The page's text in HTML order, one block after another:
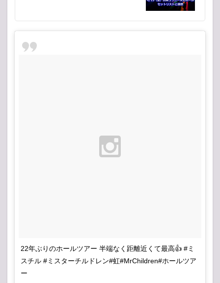
22年ぶりのホールツアー 半端なく距離近くて最高👍 #ミ
スチル #ミスターチルドレン#虹#MrChildren#ホールツア
ー